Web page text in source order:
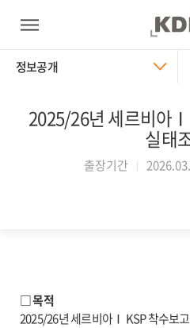
정보공개
2025/26년 세르비아Ⅰ
실태
출장기간
□ 목적
2025/26년 세르비아Ⅰ KSP 착수보